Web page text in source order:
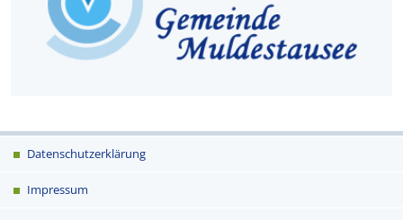
Datenschutzerklärung
Impressum